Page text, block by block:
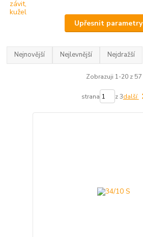
Upřesnit parametry
Nejnovější Nejlevnější Nejdražší
Zobrazuji 1-20 z 57
strana z 3další